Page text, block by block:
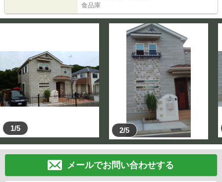
食品庫
1/5 2/5
メールでお問い合わせする